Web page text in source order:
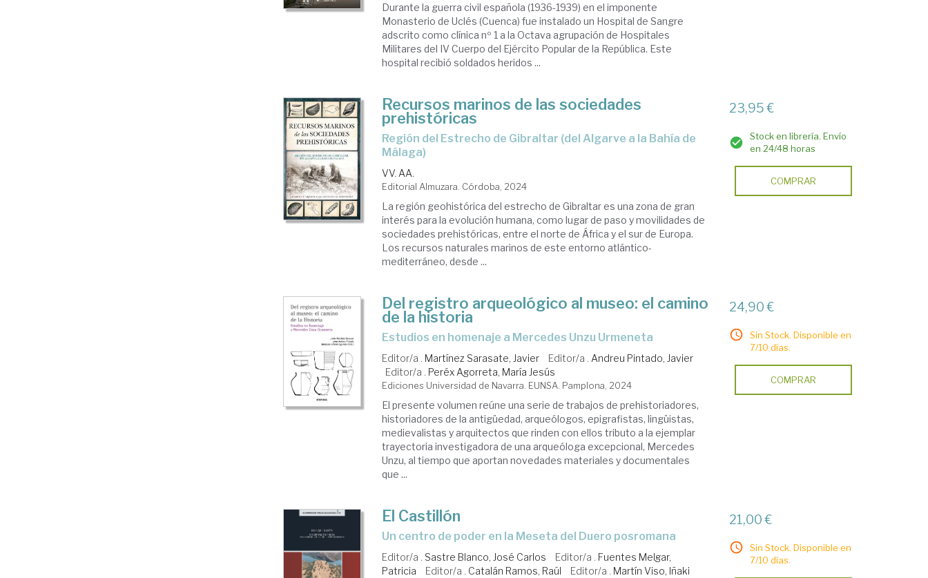
Durante la guerra civil española (1936-1939) en el imponente
Monasterio de Uclés (Cuenca) fue instalado un Hospital de Sangre
adscrito como clínica nº 1 a la Octava agrupación de Hospitales
Militares del IV Cuerpo del Ejército Popular de la República. Este
hospital recibió soldados heridos ...
Recursos marinos de las sociedades
prehistóricas
Región del Estrecho de Gibraltar (del Algarve a la Bahía de
Málaga)
VV. AA.
Editorial Almuzara. Córdoba, 2024
La región geohistórica del estrecho de Gibraltar es una zona de gran
interés para la evolución humana, como lugar de paso y movilidades de
sociedades prehistóricas, entre el norte de África y el sur de Europa.
Los recursos naturales marinos de este entorno atlántico-
mediterráneo, desde ...
23,95 €
Stock en librería. Envío
en 24/48 horas
COMPRAR
Del registro arqueológico al museo: el camino
de la historia
Estudios en homenaje a Mercedes Unzu Urmeneta
Editor/a . Martínez Sarasate, Javier Editor/a . Andreu Pintado, Javier
Editor/a . Peréx Agorreta, María Jesús
Ediciones Universidad de Navarra. EUNSA. Pamplona, 2024
El presente volumen reúne una serie de trabajos de prehistoriadores,
historiadores de la antigüedad, arqueólogos, epigrafistas, lingüistas,
medievalistas y arquitectos que rinden con ellos tributo a la ejemplar
trayectoria investigadora de una arqueóloga excepcional, Mercedes
Unzu, al tiempo que aportan novedades materiales y documentales
que ...
24,90 €
Sin Stock. Disponible en
7/10 días.
COMPRAR
El Castillón
un centro de poder en la Meseta del Duero posromana
Editor/a . Sastre Blanco, José Carlos Editor/a . Fuentes Melgar,
Patricia
Editor/a . Catalán Ramos, Raúl Editor/a . Martín Viso, Iñaki
21,00 €
Sin Stock. Disponible en
7/10 días.